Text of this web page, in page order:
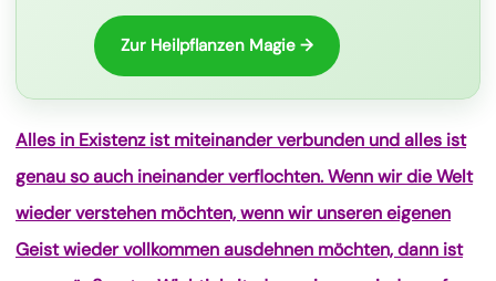
Zur Heilpflanzen Magie →
Alles in Existenz ist miteinander verbunden und alles ist
genau so auch ineinander verflochten. Wenn wir die Welt
wieder verstehen möchten, wenn wir unseren eigenen
Geist wieder vollkommen ausdehnen möchten, dann ist